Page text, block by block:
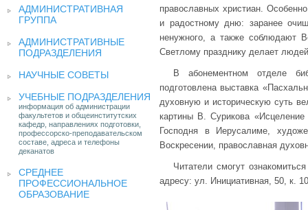
АДМИНИСТРАТИВНАЯ
ГРУППА
АДМИНИСТРАТИВНЫЕ
ПОДРАЗДЕЛЕНИЯ
НАУЧНЫЕ СОВЕТЫ
УЧЕБНЫЕ ПОДРАЗДЕЛЕНИЯ
информация об администрации
факультетов и общеинститутских
кафедр, направлениях подготовки,
профессорско-преподавательском
составе, адреса и телефоны
деканатов
СРЕДНЕЕ
ПРОФЕССИОНАЛЬНОЕ
ОБРАЗОВАНИЕ
православных христиан.
и радостному дню: заранее
ненужного, а также соблюдают
Светлому празднику делает
В абонементном отделе
подготовлена выставка
духовную и историческую суть
картины В. Сурикова
Господня в Иерусалиме,
Воскресении, православная
Читатели смогут
адресу: ул. Инициативная, 50, к.